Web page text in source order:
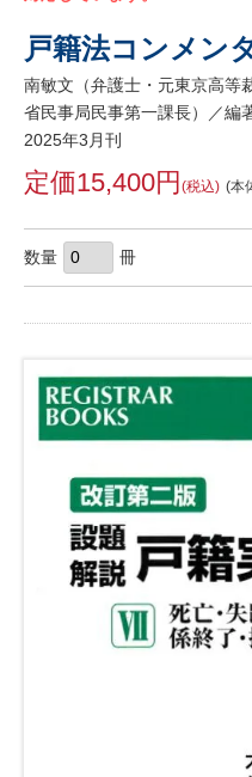
戸籍法コンメン
南敏文（弁護士・元東京高等
省民事局民事第一課長）／編
2025年3月刊
定価15,400円 (税込) (本
数量 冊